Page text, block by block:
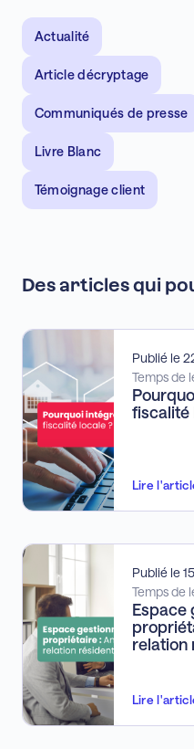
Actualité
Article décryptage
Communiqués de presse
Livre Blanc
Témoignage client
Des articles qui
Publié le
Temps de
fiscalité
Lire
Publié le
Temps de
Espace
relation
Lire